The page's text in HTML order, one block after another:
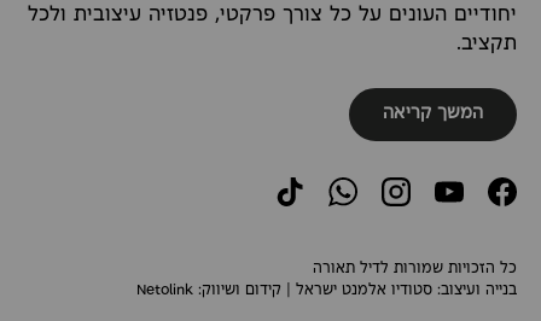
יחודיים העונים על כל צורך פרקטי, פנטזיה עיצובית ולכל
תקציב.
המשך קריאה
Facebook
YouTube
Instagram
WhatsApp
TikTok
כל הזכויות שמורות לדיל תאורה
בנייה ועיצוב: סטודיו אלמנט ישראל | קידום ושיווק: Netolink